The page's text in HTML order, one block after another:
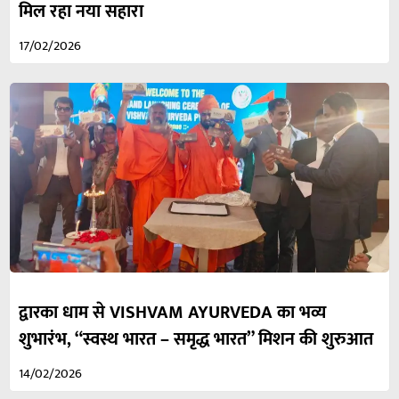
मिल रहा नया सहारा
17/02/2026
द्वारका धाम से VISHVAM AYURVEDA का भव्य
शुभारंभ, “स्वस्थ भारत – समृद्ध भारत” मिशन की शुरुआत
14/02/2026